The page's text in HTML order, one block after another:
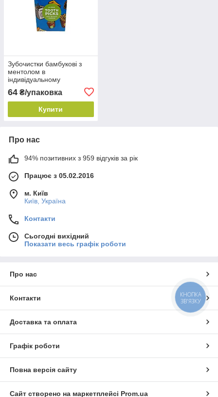
Зубочистки бамбукові з
ментолом в
індивідуальному
целофановому пакованні
(1000 шт./пач.) К-Tooth
Picks
64 ₴/упаковка
Купити
Про нас
94% позитивних з 959 відгуків за рік
Працює з 05.02.2016
м. Київ
Київ, Україна
Контакти
Сьогодні вихідний
Показати весь графік роботи
Про нас
Контакти
Доставка та оплата
Графік роботи
Повна версія сайту
Сайт створено на маркетплейсі Prom.ua
КНОПКА
ЗВ'ЯЗКУ